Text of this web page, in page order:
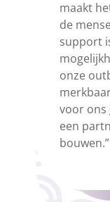
maakt
de
support
onze
voor ons
een
bouwen.”